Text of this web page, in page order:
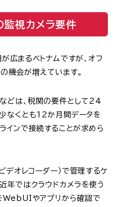
監視カメラ要件
広まるベトナムですが、オフ
機会が増えています。
どは、税関の要件として24
なくとも12か月間データを
インで接続することが求めら
デオレコーダー）で管理するケ
年ではクラウドカメラを使う
WebUIやアプリから確認で